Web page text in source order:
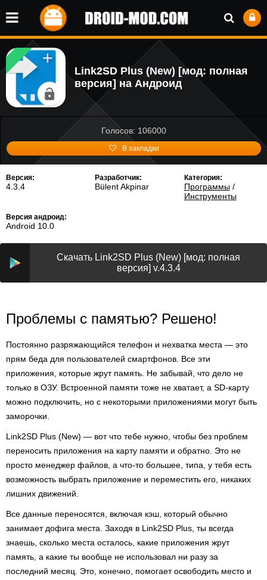
Link2SD Plus (New) [мод: полная
версия] на Андроид
Голосов: 106000
В закладки
Версия:
4.3.4
Разработчик:
Bülent Akpinar
Категория:
Программы/
Инструменты
Версия андроид:
Android 10.0
Скачать Link2SD Plus (New) [мод: полная
версия] v.4.3.4
Проблемы с памятью? Решено!
Постоянно разряжающийся телефон и нехватка места — это
прям беда для пользователей смартфонов. Все эти
приложения, которые жрут память. Не забывай, что дело не
только в ОЗУ. Встроенной памяти тоже не хватает, а SD-карту
можно подключить, но с некоторыми приложениями могут быть
заморочки.
Link2SD Plus (New) — вот что тебе нужно, чтобы без проблем
переносить приложения на карту памяти и обратно. Это не
просто менеджер файлов, а что-то большее, типа, у тебя есть
возможность выбрать приложение и переместить его, никаких
лишних движений.
Все данные переносятся, включая кэш, который обычно
занимает дофига места. Заходя в Link2SD Plus, ты всегда
знаешь, сколько места осталось, какие приложения жрут
память, а какие ты вообще не использовал ни разу за
последний месяц. Это, конечно, помогает освободить место и